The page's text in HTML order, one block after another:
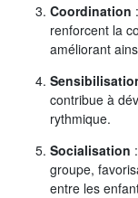
Coordination
renforcent la
améliorant
contribue à
rythmique.
Socialisation
groupe,
entre les